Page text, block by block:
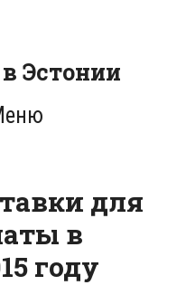
Эстонии
для
в
году